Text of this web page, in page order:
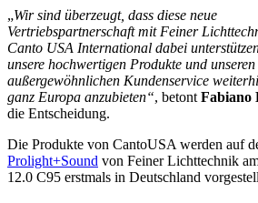
„Wir sind überzeugt, dass diese neue
Vertriebspartnerschaft mit Feiner
Canto USA International dabei
unsere hochwertigen Produkte und unseren
außergewöhnlichen Kundenservice
ganz Europa anzubieten“, betont Fabiano
die Entscheidung.
Die Produkte von CantoUSA werden auf
Prolight+Sound von Feiner Lichttechnik
12.0 C95 erstmals in Deutschland